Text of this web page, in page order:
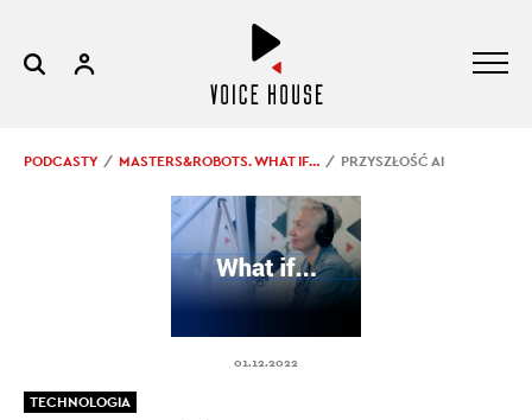
PODCASTY MASTERS&ROBOTS. WHAT IF… PRZYSZŁOŚĆ AI
01.12.2022
TECHNOLOGIA